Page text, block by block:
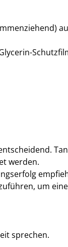
werden.
um
sprechen.